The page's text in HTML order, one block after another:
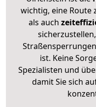
wichtig, eine Route
als auch
ist. Keine
Spezialisten und
damit Sie sich